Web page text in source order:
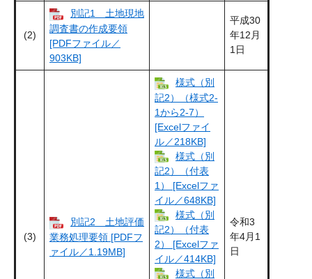
(2)
別記1 土地現地
調査書の作成要領
[PDFファイル／
903KB]
平成30
年12月
1日
(3)
別記2 土地評価
業務処理要領 [PDFフ
ァイル／1.19MB]
様式（別
記2）（様式2-
1から2-7）
[Excelファイ
ル／218KB]
様式（別
記2）（付表
1） [Excelファ
イル／648KB]
様式（別
記2）（付表
2） [Excelファ
イル／414KB]
様式（別
令和3
年4月1
日